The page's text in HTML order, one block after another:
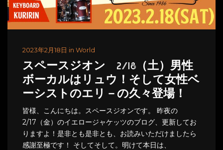
2023年2月18日 in World
スペースジオン 2/18（土）男性
ボーカルはリュウ！そして女性ベ
ーシストのエリ－の久々登場！
皆様、こんにちは。スペースジオンです。 昨夜の
2/17（金）のイエロージャケッツのブログ、更新してお
りますよ！是非とも是非とも、お読みいただけましたら
感謝至極です！ そしてそして。明けて本日は、